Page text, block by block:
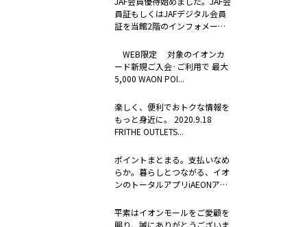
員証もしくはJAFデジタル会員
証を当館2階のインフォメーシ
WEB限定 対象のイオンカ
ード新規ご入会·ご利用で 最大
5,000 WAON POI...
楽しく、便利でおトクな情報を
もっと身近に。 2020.9.18
FRITHE OUTLETS...
ポイントまとまる。支払いなめ
らか。暮らしとつながる、イオ
ンのトータルアプリiAEONアプ
平素はイオンモールをご愛顧を
賜り、誠にありがとうございま